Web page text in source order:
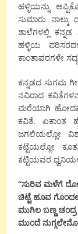
ಹಳ್ಳಿಯನ್ನು
ಸುಮಾರು ನಾಲ್ಕು
ಶಾಲೆಗಳಲ್ಲಿ
ಹಳ್ಳಿಯ
ಕಾಂತಾವರಗಳೇ
ಕನ್ನಡದ ಸುಗಮ
ನವಿರಾದ
ಮರೆಯಾಗಿ
ಕವಿತೆ. ಏಕಾಂತ
ಜಗಲಿಯಲ್ಲೋ
ಕಟ್ಟೆಯಲ್ಲೋ
ಕಟ್ಟಿಯವರ
“ಸುರಿವ ಮಳೆಗೆ
ಚಿಟ್ಟೆ ಹೂವ
ಮುಗಿಲ ಬಣ್ಣ
ಮುಂದೆ